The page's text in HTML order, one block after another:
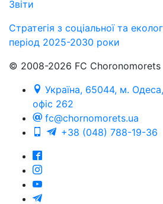
Звіти
Стратегія з соціальної та
період 2025-2030 роки
© 2008-2026 FC Choronomorets
Україна, 65044, м.
офіс 262
fc@chornomorets.ua
+38 (048) 788-19-36